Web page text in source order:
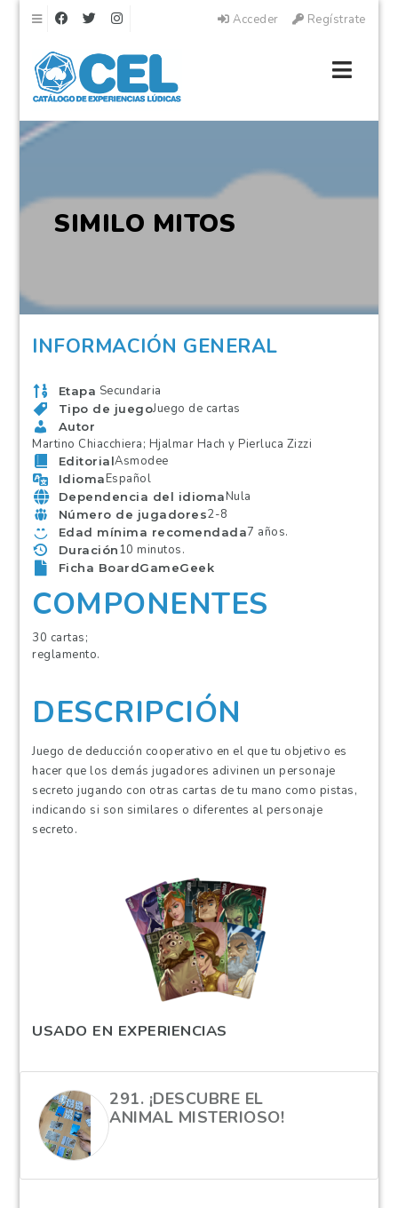
Navegación Acceder Regístrate
SIMILO MITOS
INFORMACIÓN GENERAL
Etapa Secundaria
Tipo de juegoJuego de cartas
Autor
Martino Chiacchiera; Hjalmar Hach y Pierluca Zizzi
EditorialAsmodee
IdiomaEspañol
Dependencia del idiomaNula
Número de jugadores2-8
Edad mínima recomendada7 años.
Duración10 minutos.
Ficha BoardGameGeek
COMPONENTES
30 cartas;
reglamento.
DESCRIPCIÓN
Juego de deducción cooperativo en el que tu objetivo es
hacer que los demás jugadores adivinen un personaje
secreto jugando con otras cartas de tu mano como pistas,
indicando si son similares o diferentes al personaje
secreto.
USADO EN EXPERIENCIAS
291. ¡DESCUBRE EL
ANIMAL MISTERIOSO!